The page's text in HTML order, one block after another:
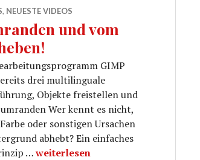
, NEUESTE VIDEOS
und vom
GIMP
drei multilinguale
Objekte freistellen und
Wer kennt es nicht,
oder sonstigen Ursachen
abhebt? Ein einfaches
…GIMP Schrift umranden und vom
weiterlesen